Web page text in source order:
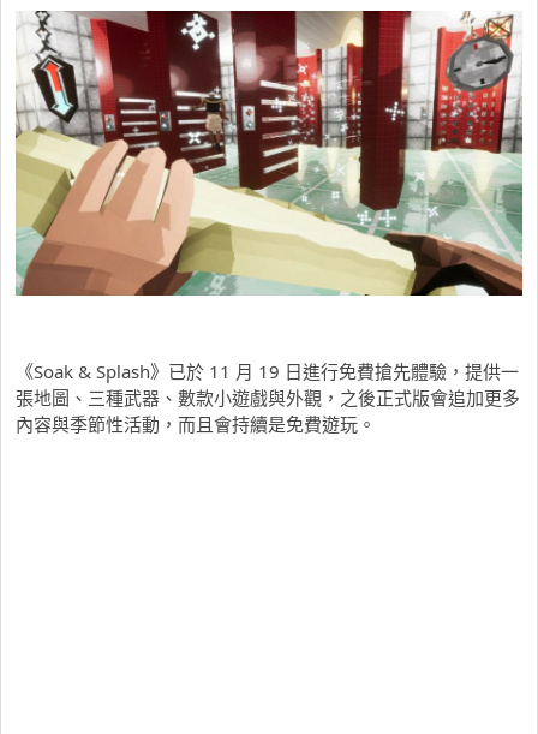
《Soak & Splash》已於 11 月 19 日進行免費搶先體驗，提供一
張地圖、三種武器、數款小遊戲與外觀，之後正式版會追加更多
內容與季節性活動，而且會持續是免費遊玩。